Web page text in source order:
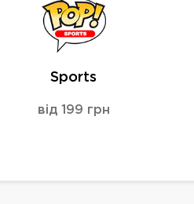
Sports
від 199 грн